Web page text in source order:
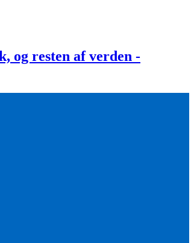
og resten af verden -